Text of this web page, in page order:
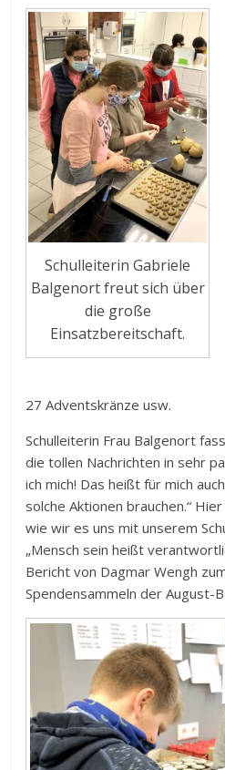
Schulleiterin Gabriele
Balgenort freut sich über
die große
Einsatzbereitschaft.
27 Adventskränze usw.
Schulleiterin Frau Balgenort
die tollen Nachrichten in sehr
ich mich! Das heißt für mich
solche Aktionen brauchen.“
wie wir es uns mit unserem
„Mensch sein heißt
Bericht von Dagmar Wengh
Spendensammeln der August-